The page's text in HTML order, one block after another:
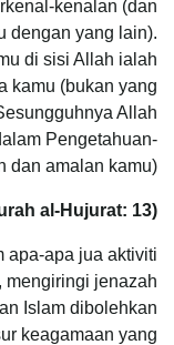
kenalan (dan
dengan yang lain).
di sisi Allah ialah
kamu (bukan yang
Allah
Pengetahuan-
amalan kamu).”
(Surah al-Hujurat: 13)
apa-apa jua aktiviti
mengiringi jenazah
Islam dibolehkan
keagamaan yang